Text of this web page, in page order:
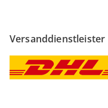
Versanddienstleister